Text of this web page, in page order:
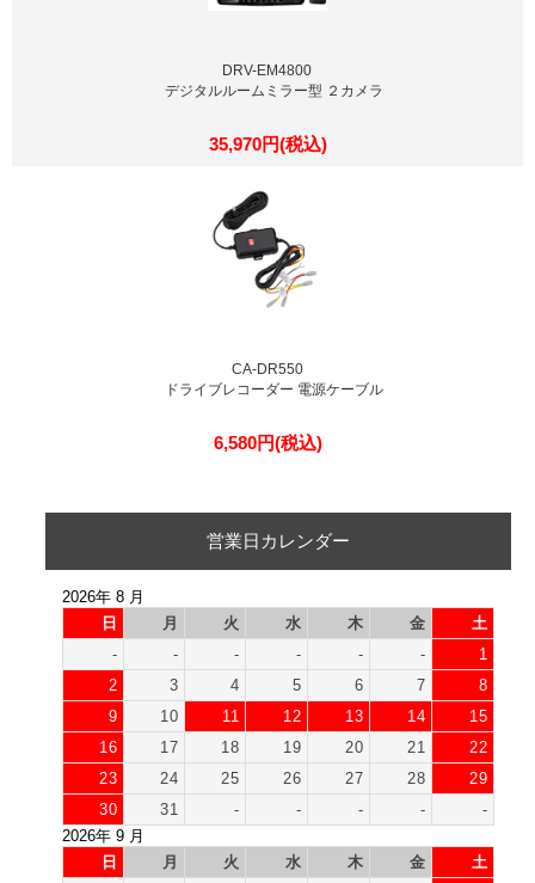
DRV-EM4800
デジタルルームミラー型 ２カメラ
35,970円(税込)
CA-DR550
ドライブレコーダー 電源ケーブル
6,580円(税込)
営業日カレンダー
2026年 8 月
日
月 火 水 木 金
土
-
- - - - -
1
2
3 4 5 6 7
8
9
10 11 12 13 14
15
16
17 18 19 20 21
22
23
24 25 26 27 28
29
30
31 - - - -
-
2026年 9 月
日
月 火 水 木 金
土